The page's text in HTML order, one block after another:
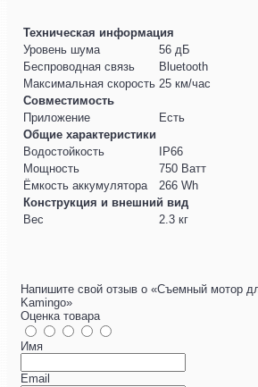
Техническая информация
Уровень шума
56 дБ
Беспроводная связь
Bluetooth
Максимальная скорость 25 км/час
Совместимость
Приложение
Есть
Общие характеристики
Водостойкость
IP66
Мощность
750 Ватт
Ёмкость аккумулятора
266 Wh
Конструкция и внешний вид
Вес
2.3 кг
Напишите свой отзыв о «Съемный мотор
Kamingo»
Оценка товара
Имя
Email